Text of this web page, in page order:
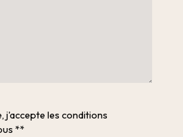
j'accepte les conditions
**